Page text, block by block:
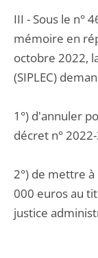
III - Sous le n°
mémoire en
octobre 2022,
(SIPLEC)
1°) d'annuler
décret n°
2°) de mettre
000 euros au
justice